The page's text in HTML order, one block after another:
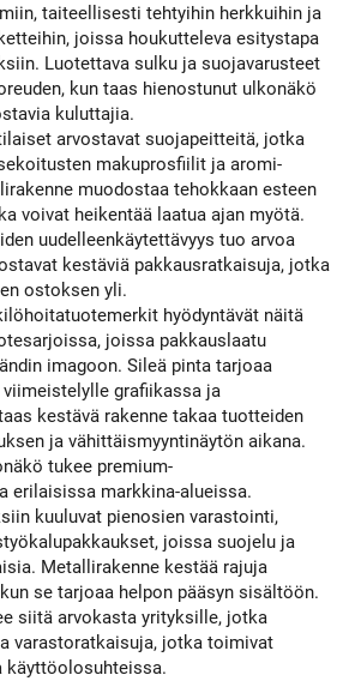
taiteellisesti tehtyihin herkkuihin ja
joissa houkutteleva esitystapa
Luotettava sulku ja suojavarusteet
kun taas hienostunut ulkonäkö
kuluttajia.
arvostavat suojapeitteitä, jotka
makuprosfiilit ja aromi-
muodostaa tehokkaan esteen
voivat heikentää laatua ajan myötä.
uudelleenkäytettävyys tuo arvoa
kestäviä pakkausratkaisuja, jotka
ostoksen yli.
hyödyntävät näitä
joissa pakkauslaatu
imagoon. Sileä pinta tarjoaa
grafiikassa ja
kestävä rakenne takaa tuotteiden
ja vähittäismyyntinäytön aikana.
tukee premium-
erilaisissa markkina-alueissa.
kuuluvat pienosien varastointi,
joissa suojelu ja
Metallirakenne kestää rajuja
se tarjoaa helpon pääsyn sisältöön.
siitä arvokasta yrityksille, jotka
varastoratkaisuja, jotka toimivat